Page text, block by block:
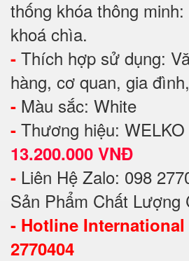
thống khóa thông
khoá chìa.
- Thích hợp sử dụng:
hàng, cơ quan, gia
- Màu sắc: White
- Thương hiệu:
13.200.000 VNĐ
- Liên Hệ Zalo: 098
Sản Phẩm Chất Lượng
- Hotline International
2770404